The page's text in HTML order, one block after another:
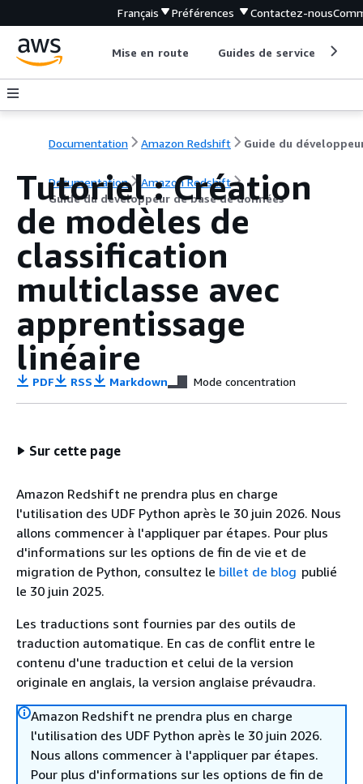
Français Préférences Contactez-nous
Mise en route Guides de service
Documentation Amazon Redshift
Documentation
Amazon Redshift
Guide du développeur de base de données
Tutoriel : Création
de modèles de
classification
multiclasse avec
apprentissage
linéaire
PDF RSS Markdown Mode concentration
Sur cette page
Amazon Redshift ne prendra plus en charge
l'utilisation des UDF Python après le 30 juin 2026. Nous
allons commencer à l'appliquer par étapes. Pour plus
d'informations sur les options de fin de vie et de
migration de Python, consultez le billet de blog publié
le 30 juin 2025.
Les traductions sont fournies par des outils de
traduction automatique. En cas de conflit entre le
contenu d'une traduction et celui de la version
originale en anglais, la version anglaise prévaudra.
Amazon Redshift ne prendra plus en charge
l'utilisation des UDF Python après le 30 juin 2026.
Nous allons commencer à l'appliquer par étapes.
Pour plus d'informations sur les options de fin de